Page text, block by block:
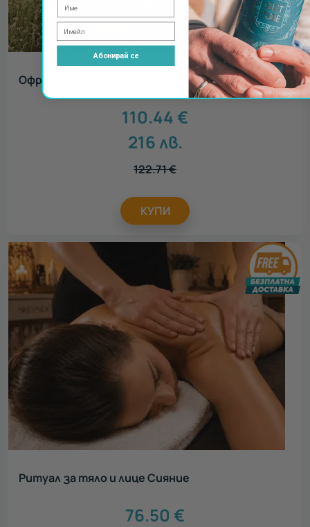
Офроуд с БЪГИ висок клас
110.44€
216лв.
122.71€
КУПИ
Ритуал за тяло и лице Сияние
76.50 €
Абонирай се